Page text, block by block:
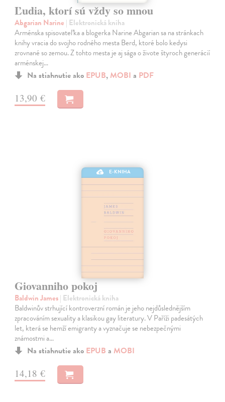
Ľudia, ktorí sú vždy so mnou
Abgarian Narine | Elektronická kniha
Arménska spisovateľka a blogerka Narine Abgarian sa na stránkach
knihy vracia do svojho rodného mesta Berd, ktoré bolo kedysi
zrovnané so zemou. Z tohto mesta je aj sága o živote štyroch generácií
arménskej…
Na stiahnutie ako EPUB, MOBI a PDF
13,90 €
E-KNIHA
Giovanniho pokoj
Baldwin James| Elektronická kniha
Baldwinův strhující kontroverzní román je jeho nejdůslednějším
zpracováním sexuality a klasikou gay literatury. V Paříži padesátých
let, která se hemží emigranty a vyznačuje se nebezpečnými
známostmi a…
Na stiahnutie ako EPUB a MOBI
14,18 €